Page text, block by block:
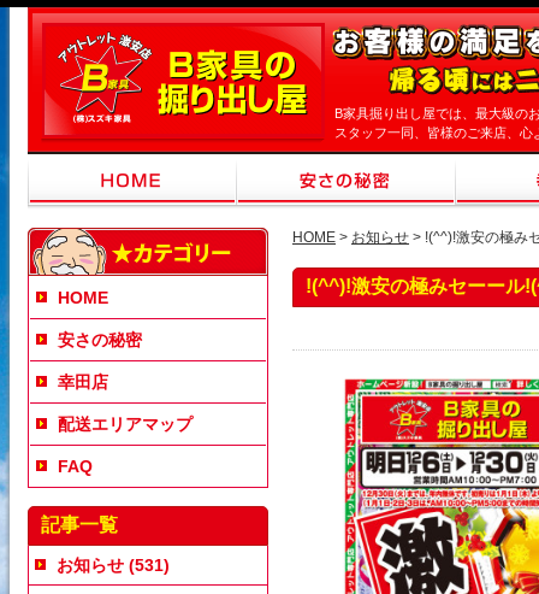
B家具掘り出し屋では、最大級の
スタッフ一同、皆様のご来店、
HOME > お知らせ > !(^^)!激安の極み
!(^^)!激安の極みセーール
HOME
安さの秘密
幸田店
配送エリアマップ
FAQ
記事一覧
お知らせ (531)